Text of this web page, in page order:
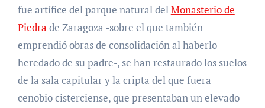
fue artífice del parque natural delMonasterio de
Piedra de Zaragoza -sobre el que también
emprendió obras de consolidación al haberlo
heredado de su padre-, se han restaurado los suelos
de la sala capitular y la cripta del que fuera
cenobio cisterciense, que presentaban un elevado